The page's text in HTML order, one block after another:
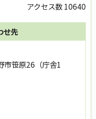
アクセス数10640
せ先
市笹原26（庁舎1